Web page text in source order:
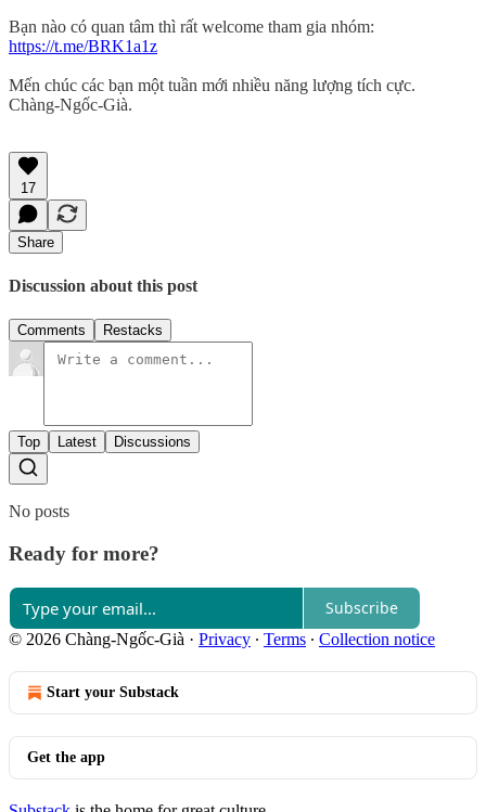
Bạn nào có quan tâm thì rất welcome tham gia nhóm:
https://t.me/BRK1a1z
Mến chúc các bạn một tuần mới nhiều năng lượng tích cực.
Chàng-Ngốc-Già.
17
Share
Discussion about this post
Comments Restacks
Top Latest Discussions
No posts
Ready for more?
Subscribe
© 2026 Chàng-Ngốc-Già · Privacy ∙ Terms ∙ Collection notice
Start your Substack
Get the app